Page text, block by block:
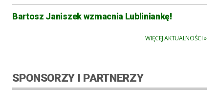
Bartosz Janiszek wzmacnia Lubliniankę!
WIĘCEJ AKTUALNOŚCI »
SPONSORZY I PARTNERZY